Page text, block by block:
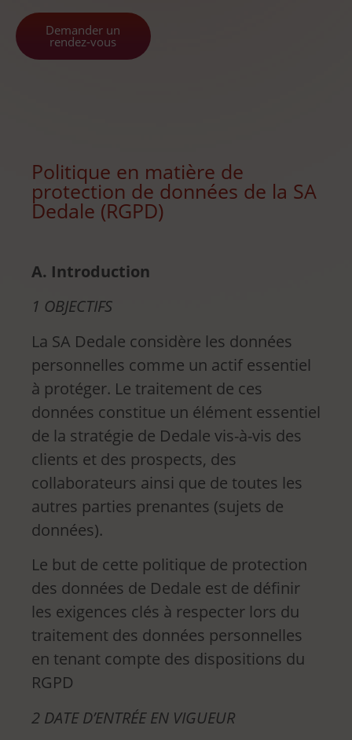
Demander un
rendez-vous
Politique en matière de
protection de données de la SA
Dedale (RGPD)
A. Introduction
1 OBJECTIFS
La SA Dedale considère les données
personnelles comme un actif essentiel
à protéger. Le traitement de ces
données constitue un élément essentiel
de la stratégie de Dedale vis-à-vis des
clients et des prospects, des
collaborateurs ainsi que de toutes les
autres parties prenantes (sujets de
données).
Le but de cette politique de protection
des données de Dedale est de définir
les exigences clés à respecter lors du
traitement des données personnelles
en tenant compte des dispositions du
RGPD
2 DATE D’ENTRÉE EN VIGUEUR